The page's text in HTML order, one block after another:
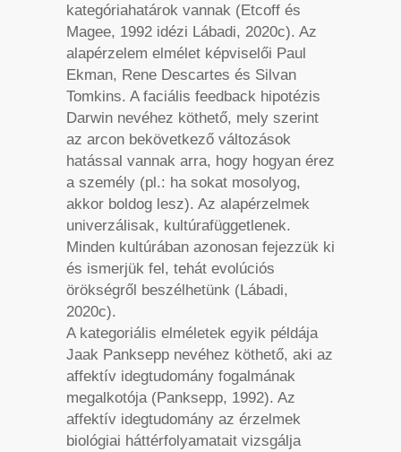
kategóriahatárok vannak (Etcoff és
Magee, 1992 idézi Lábadi, 2020c). Az
alapérzelem elmélet képviselői Paul
Ekman, Rene Descartes és Silvan
Tomkins. A faciális feedback hipotézis
Darwin nevéhez köthető, mely szerint
az arcon bekövetkező változások
hatással vannak arra, hogy hogyan érez
a személy (pl.: ha sokat mosolyog,
akkor boldog lesz). Az alapérzelmek
univerzálisak, kultúrafüggetlenek.
Minden kultúrában azonosan fejezzük ki
és ismerjük fel, tehát evolúciós
örökségről beszélhetünk (Lábadi,
2020c).
A kategoriális elméletek egyik példája
Jaak Panksepp nevéhez köthető, aki az
affektív idegtudomány fogalmának
megalkotója (Panksepp, 1992). Az
affektív idegtudomány az érzelmek
biológiai háttérfolyamatait vizsgálja